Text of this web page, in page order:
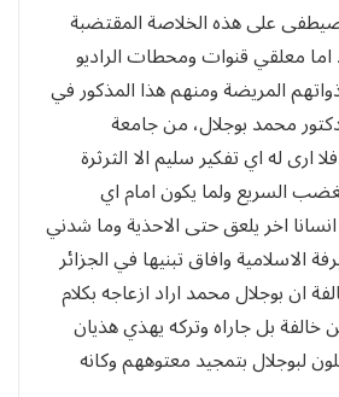
على هذه الخلاصة المقتضبة
اما معلقي قنوات ومحطات الراديو
المريضة ومنهم هذا المذكور في
محمد بوجلال، من جامعة
ارى له اي تفكير سليم الا الثرثرة
السريع ولما يكون امام اي
اخر يلعق حتى الاحذية وما شدني
الاسلامية وافاق تبنيها في الجزائر
ان بوجلال محمد اراد ازعاجه بكلام
خالفة بل جاراه وتركه يهذي هذيان
لبوجلال بتمجيد معتوههم وكانه